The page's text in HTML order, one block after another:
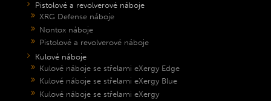
Pistolové a revolverové náboje
XRG Defense náboje
Nontox náboje
Pistolové a revolverové náboje
Kulové náboje
Kulové náboje se střelami eXergy Edge
Kulové náboje se střelami eXergy Blue
Kulové náboje se střelami eXergy